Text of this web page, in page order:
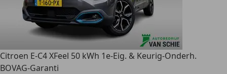
Citroen E-C4 XFeel 50 kWh 1e-Eig. & Keurig-Onderh.
BOVAG-Garanti